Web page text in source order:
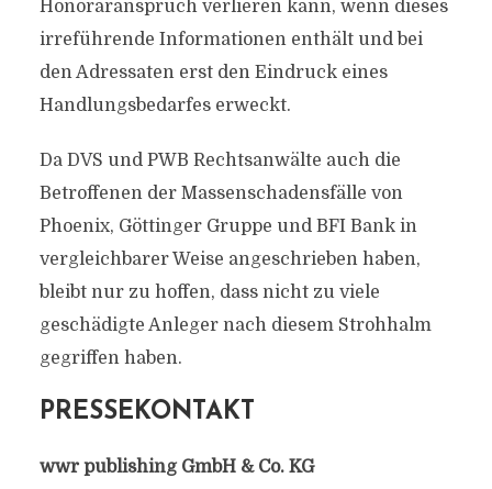
Honoraranspruch verlieren kann, wenn dieses
irreführende Informationen enthält und bei
den Adressaten erst den Eindruck eines
Handlungsbedarfes erweckt.
Da DVS und PWB Rechtsanwälte auch die
Betroffenen der Massenschadensfälle von
Phoenix, Göttinger Gruppe und BFI Bank in
vergleichbarer Weise angeschrieben haben,
bleibt nur zu hoffen, dass nicht zu viele
geschädigte Anleger nach diesem Strohhalm
gegriffen haben.
PRESSEKONTAKT
wwr publishing GmbH & Co. KG